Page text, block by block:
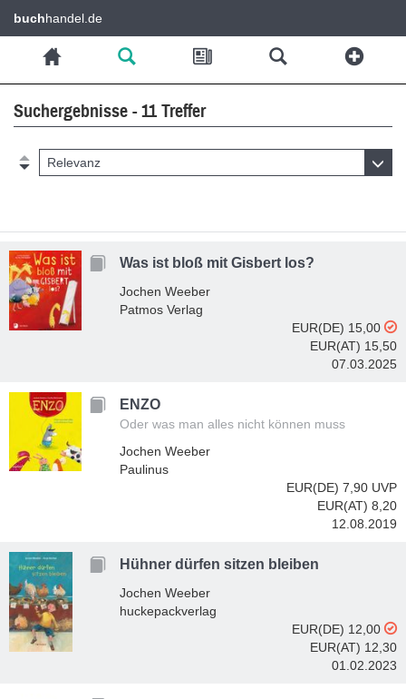
buchhandel.de
Suchergebnisse - 11 Treffer
Relevanz
Was ist bloß mit Gisbert los?
Jochen Weeber
Patmos Verlag
EUR(DE) 15,00
EUR(AT) 15,50
07.03.2025
ENZO
Oder was man alles nicht können muss
Jochen Weeber
Paulinus
EUR(DE) 7,90 UVP
EUR(AT) 8,20
12.08.2019
Hühner dürfen sitzen bleiben
Jochen Weeber
huckepackverlag
EUR(DE) 12,00
EUR(AT) 12,30
01.02.2023